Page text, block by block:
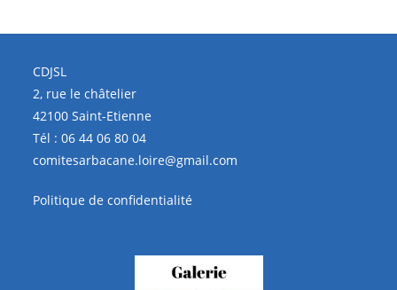
CDJSL
2, rue le châtelier
42100 Saint-Etienne
Tél :06 44 06 80 04
comitesarbacane.loire@gmail.com
Politique de confidentialité